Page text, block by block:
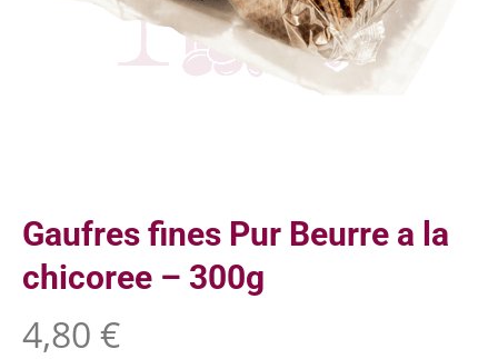
Gaufres fines Pur Beurre a la
chicoree – 300g
4,80 €